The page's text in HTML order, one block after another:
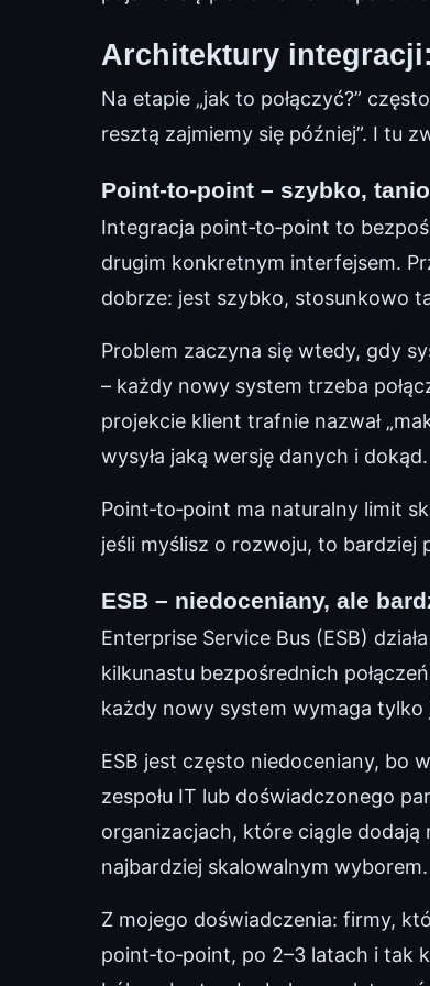
Architektury
Na etapie „jak to połączyć?”
resztą zajmiemy się później”. I tu
Point‑to‑point – szybko,
Integracja point‑to‑point to
drugim konkretnym interfejsem.
dobrze: jest szybko, stosunkowo
Problem zaczyna się wtedy, gdy
– każdy nowy system trzeba
projekcie klient trafnie nazwał
wysyła jaką wersję danych i dokąd.
Point‑to‑point ma naturalny limit
jeśli myślisz o rozwoju, to bardziej
ESB – niedoceniany, ale
Enterprise Service Bus (ESB)
kilkunastu bezpośrednich
każdy nowy system wymaga tylko
ESB jest często niedoceniany, bo
zespołu IT lub doświadczonego
organizacjach, które ciągle dodają
najbardziej skalowalnym wyborem.
Z mojego doświadczenia: firmy,
point‑to‑point, po 2–3 latach i tak